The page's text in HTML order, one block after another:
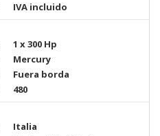
IVA incluido
1 x 300 Hp
Mercury
Fuera borda
480
Italia